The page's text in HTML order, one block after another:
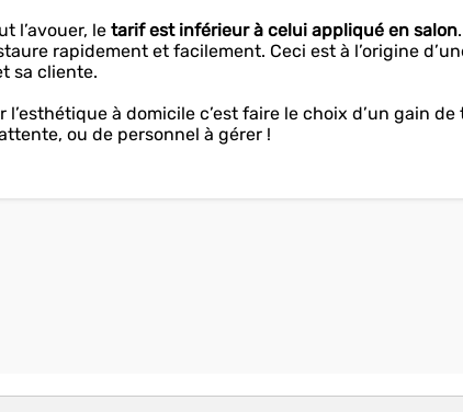
l’avouer, le tarif est inférieur à celui appliqué en salon
rapidement et facilement. Ceci est à l’origine
sa cliente.
l’esthétique à domicile c’est faire le choix d’un gain
ou de personnel à gérer !